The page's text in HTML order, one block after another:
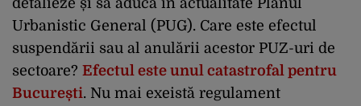
Urbanistic General (PUG). Care este efectul
suspendării sau al anulării acestor PUZ-uri de
sectoare? Efectul este unul catastrofal pentru
București. Nu mai exeistă regulament